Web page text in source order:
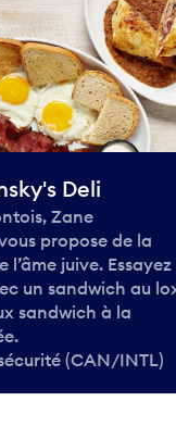
Deli
Zane
propose de la
l’âme juive. Essayez
un sandwich au
sandwich à la
(CAN/INTL)